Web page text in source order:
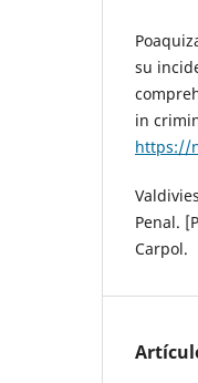
su
in
https://
Penal.
Carpol.